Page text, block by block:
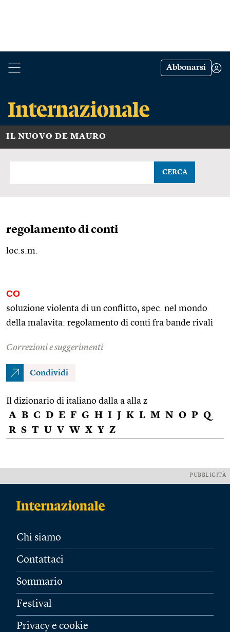
Abbonarsi
IL NUOVO DE MAURO
CERCA
regolamento di conti
loc.s.m.
CO
soluzione violenta di un conflitto, spec. nel mondo
della malavita: regolamento di conti fra bande rivali
Correzioni e suggerimenti
Condividi
Il dizionario di italiano dalla a alla z
A B C D E F G H I J K L M N O P Q
R S T U V W X Y Z
PUBBLICITÀ
Chi siamo
Contattaci
Sommario
Festival
Privacy e cookie